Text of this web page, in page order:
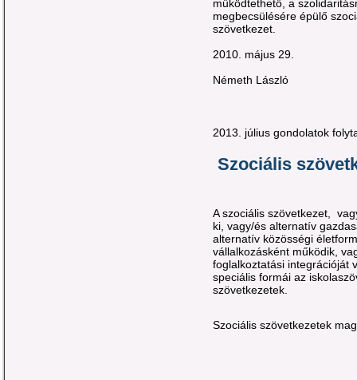
működtethető, a
megbecsülésére épülő
szövetkezet.
2010. május 29.
Németh László
2013. július gondolatok
Szociális
A szociális szövetkezet,
ki, vagy/és alternatív
alternatív közösségi
vállalkozásként működik,
foglalkoztatási integrációját
speciális formái az
szövetkezetek.
Szociális szövetkezetek